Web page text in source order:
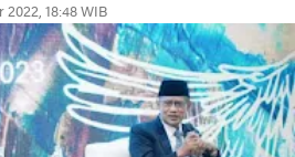
2022, 18:48 WIB